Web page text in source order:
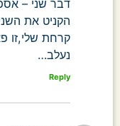
דבר שני –
הקניט את
קרחת שלי,זו
נעלב…
Reply